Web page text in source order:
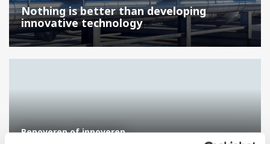
Nothing is better than developing
innovative technology
Renoveren of innoveren